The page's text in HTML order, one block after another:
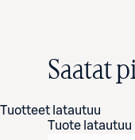
Saatat
Tuotteet latautuu
Tuote latautuu